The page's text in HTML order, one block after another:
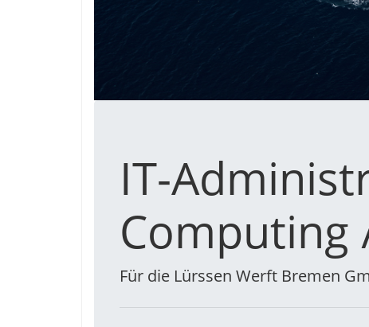
IT-
Computing
Für die Lürssen Werft Bremen